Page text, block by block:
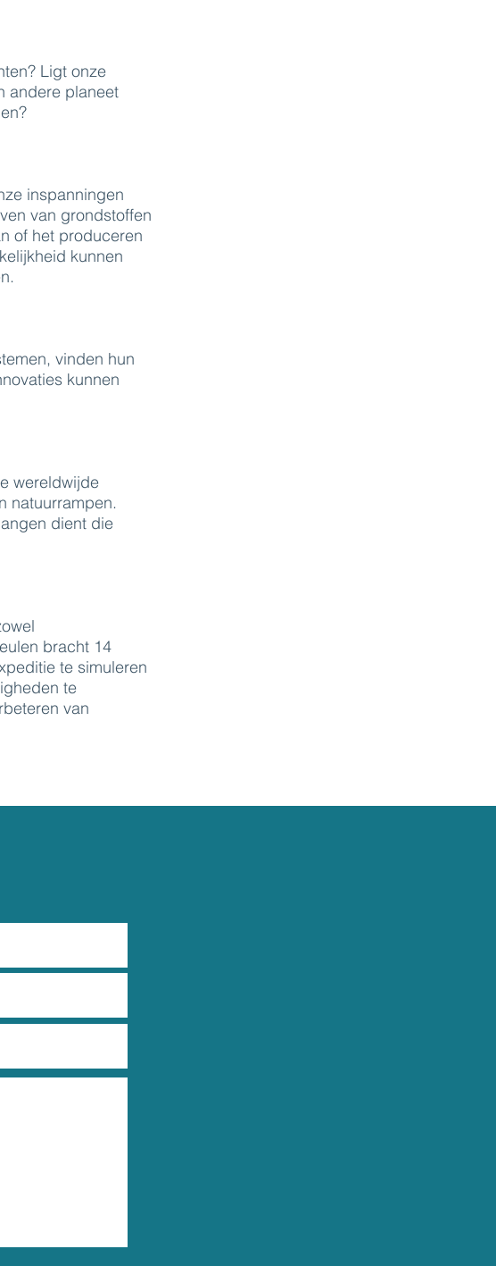
Ligt onze
andere planeet
inspanningen
van grondstoffen
of het produceren
kunnen
vinden hun
kunnen
wereldwijde
natuurrampen.
dient die
bracht 14
te simuleren
te
van